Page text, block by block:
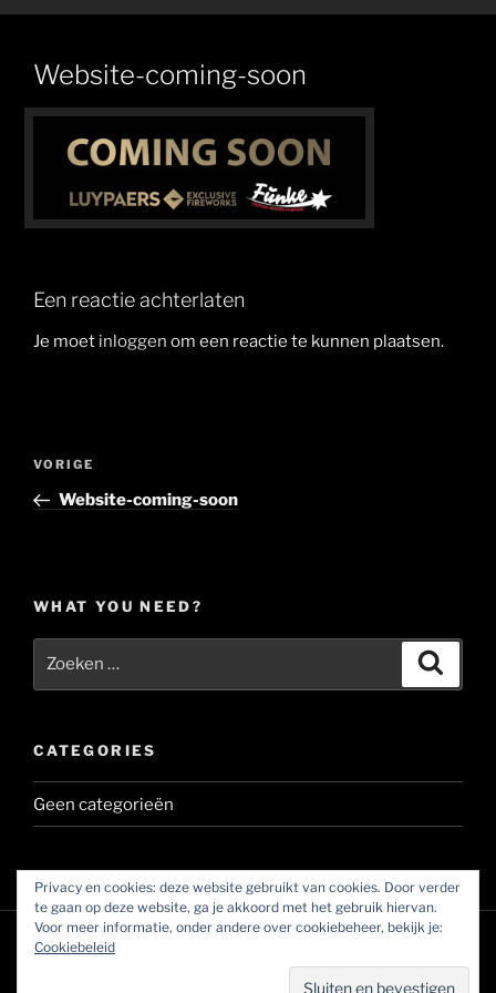
Website-coming-soon
Een reactie achterlaten
Je moet inloggen om een reactie te kunnen plaatsen.
Berichtnavigatie
Vorig
bericht
VORIGE
Website-coming-soon
WHAT YOU NEED?
CATEGORIES
Geen categorieën
Privacy en cookies: deze website gebruikt van cookies. Door verder
te gaan op deze website, ga je akkoord met het gebruik hiervan.
Voor meer informatie, onder andere over cookiebeheer, bekijk je:
Cookiebeleid